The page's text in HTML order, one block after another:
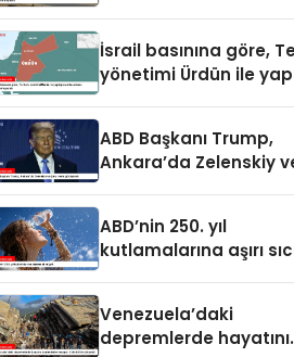
İsrail basınına göre,
yönetimi Ürdün ile
ABD Başkanı Trump,
Ankara’da Zelenskiy
ABD’nin 250. yıl
kutlamalarına aşırı
Venezuela’daki
depremlerde hayatını